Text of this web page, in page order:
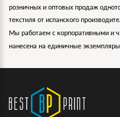
розничных и оптовых продаж
текстиля от испанского
Мы работаем с корпоративными и
нанесена на единичные